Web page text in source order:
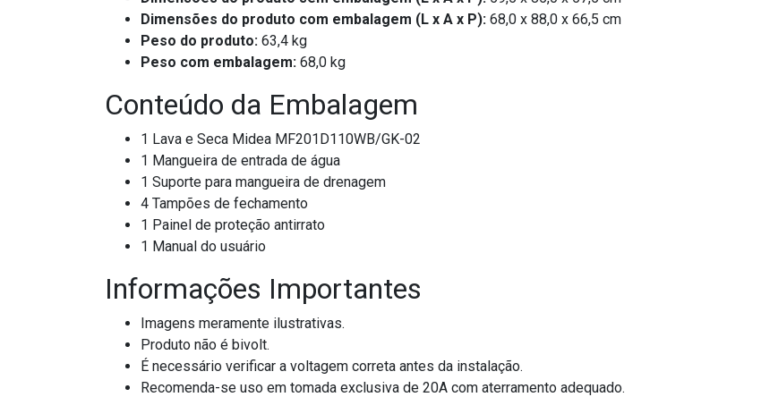
Dimensões do produto com embalagem (L x A x P): 68,0 x 88,0 x 66,5 cm
Peso do produto: 63,4 kg
Peso com embalagem: 68,0 kg
Conteúdo da Embalagem
1 Lava e Seca Midea MF201D110WB/GK-02
1 Mangueira de entrada de água
1 Suporte para mangueira de drenagem
4 Tampões de fechamento
1 Painel de proteção antirrato
1 Manual do usuário
Informações Importantes
Imagens meramente ilustrativas.
Produto não é bivolt.
É necessário verificar a voltagem correta antes da instalação.
Recomenda-se uso em tomada exclusiva de 20A com aterramento adequado.